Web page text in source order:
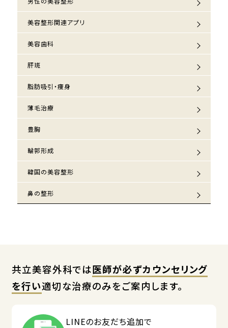
美容整形関連アプリ
美容歯科
肝斑
脂肪吸引・痩身
薄毛治療
豊胸
輪郭形成
韓国の美容整形
鼻の整形
共立美容外科では医師が必ずカウンセリング
を行い適切な治療のみをご案内します。
LINEのお友だち追加で